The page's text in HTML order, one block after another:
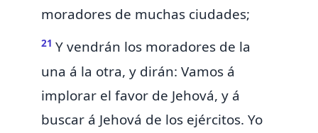
moradores de muchas ciudades;
21 Y vendrán los moradores de la
una á la otra, y dirán: Vamos á
implorar el favor de Jehová, y á
buscar á Jehová de los ejércitos. Yo